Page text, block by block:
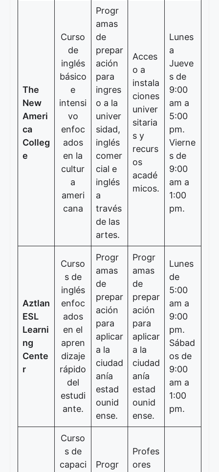
The
New
Ameri
ca
Colleg
e
Curso
de
inglés
básico
e
intensi
vo
enfoc
ados
en la
cultur
a
ameri
cana
Progr
amas
de
prepar
ación
para
ingres
o a la
univer
sidad,
inglés
comer
cial e
inglés
a
través
de las
artes.
Acces
o a
instala
ciones
univer
sitaria
s y
recurs
os
acadé
micos.
Lunes
a
Jueve
s de
9:00
am a
5:00
pm.
Vierne
s de
9:00
am a
1:00
pm.
Aztlan
ESL
Learni
ng
Cente
r
Curso
s de
inglés
enfoc
ados
en el
apren
dizaje
rápido
del
estudi
ante.
Progr
amas
de
prepar
ación
para
aplicar
a la
ciudad
anía
estad
ounid
ense.
Progr
amas
de
prepar
ación
para
aplicar
a la
ciudad
anía
estad
ounid
ense.
Lunes
de
5:00
am a
9:00
pm.
Sábad
os de
9:00
am a
1:00
pm.
Curso
s de
capaci
Progr
Profes
ores